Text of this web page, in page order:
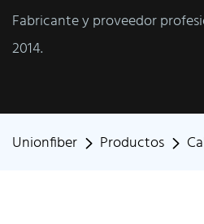
Fabricante y proveedor
2014.
Unionfiber Productos